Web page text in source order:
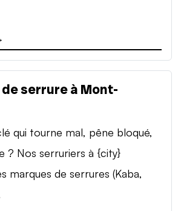
serrure à Mont-
qui tourne mal, pêne bloqué,
? Nos serruriers à {city}
marques de serrures (Kaba,